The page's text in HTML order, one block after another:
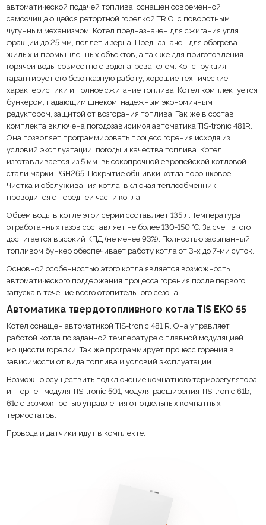
автоматической подачей топлива, оснащен современной
самоочищающейся ретортной горелкой TRIO, с поворотным
чугунным механизмом. Котел предназначен для сжигания угля
фракции до 25 мм, пеллет и зерна. Предназначен для обогрева
жилых и промышленных объектов, а так же для приготовления
горячей воды совместно с водонагревателем. Конструкция
гарантирует его безотказную работу, хорошие технические
характеристики и полное сжигание топлива. Котел комплектуется
бункером, падающим шнеком, надежным экономичным
редуктором, защитой от возгорания топлива. Так же в состав
комплекта включена погодозависимоя автоматика TIS-tronic 481R.
Она позволяет программировать процесс горения исходя из
условий эксплуатации, погоды и качества топлива. Котел
изготавливается из 5 мм. высокопрочной европейской котловой
стали марки PGH265. Покрытие обшивки котла порошковое.
Чистка и обслуживания котла, включая теплообменник,
проводится с передней части котла.
Объем воды в котле этой серии составляет 135 л. Температура
отработанных газов составляет не более 130-150 °C. За счет этого
достигается высокий КПД (не менее 93%). Полностью засыпанный
топливом бункер обеспечивает работу котла от 3-х до 7-ми суток.
Основной особенностью этого котла является возможность
автоматического поддержания процесса горения после первого
запуска в течение всего отопительного сезона.
Автоматика твердотопливного котла TIS EKO 55
Котел оснащен автоматикой TIS-tronic 481 R. Она управляет
работой котла по заданной температуре с плавной модуляцией
мощности горелки. Так же программирует процесс горения в
зависимости от вида топлива и условий эксплуатации.
Возможно осуществить подключение комнатного терморегулятора,
интернет модуля TIS-tronic 501, модуля расширения TIS-tronic 61b,
61c с возможностью управления от отдельных комнатных
термостатов.
Провода и датчики идут в комплекте.